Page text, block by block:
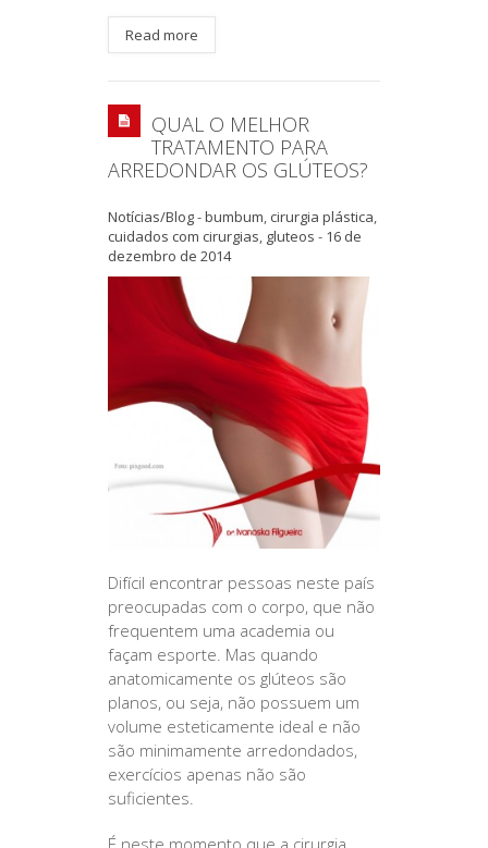
Read more
QUAL O MELHOR
TRATAMENTO PARA
ARREDONDAR OS GLÚTEOS?
Notícias/Blog-bumbum, cirurgia plástica,
cuidados com cirurgias, gluteos - 16 de
dezembro de 2014
Difícil encontrar pessoas neste país
preocupadas com o corpo, que não
frequentem uma academia ou
façam esporte. Mas quando
anatomicamente os glúteos são
planos, ou seja, não possuem um
volume esteticamente ideal e não
são minimamente arredondados,
exercícios apenas não são
suficientes.
É neste momento que a cirurgia